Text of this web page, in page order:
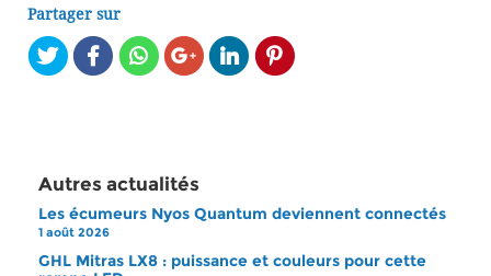
Partager sur
Autres actualités
Les écumeurs Nyos Quantum deviennent connectés
1 août 2026
GHL Mitras LX8 : puissance et couleurs pour cette